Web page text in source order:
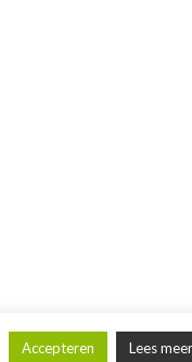
Accepteren Lees meer